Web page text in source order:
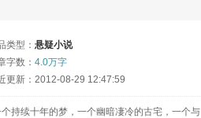
类型： 悬疑小说
字数： 4.0万字
更新：2012-08-29 12:47:59
持续十年的梦，一个幽暗凄冷的古宅，一个与